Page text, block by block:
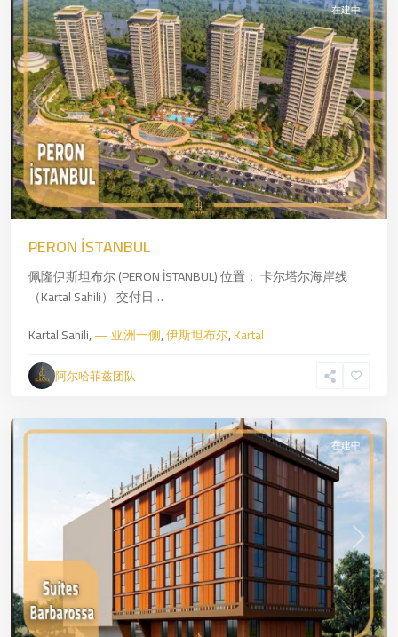
Previous Next
在建中
PERON İSTANBUL
佩隆伊斯坦布尔 (PERON İSTANBUL) 位置： 卡尔塔尔海岸线
（Kartal Sahili） 交付日…
Kartal Sahili,— 亚洲一侧,伊斯坦布尔,Kartal
阿尔哈菲兹团队
Beşiktaş,
—
欧
洲
一
侧,
斯
坦
布
Next
在建中